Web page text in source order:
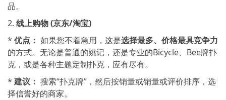
品。
2. 线上购物 (京东/淘宝)
* 优点： 如果您不着急用，这是选择最多、价格最具竞争力
的方式。无论是普通的姚记，还是专业的Bicycle、Bee牌扑
克，或是各种主题定制扑克，应有尽有。
* 建议： 搜索“扑克牌”，然后按销量或销量或评价排序，选
择信誉好的商家。